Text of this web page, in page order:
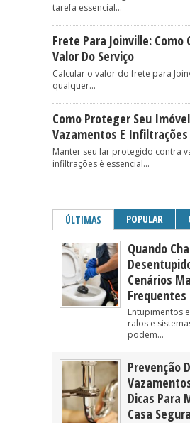
tarefa essencial...
Frete Para Joinville: Como
Valor Do Serviço
Calcular o valor do frete para
qualquer...
Como Proteger Seu
Vazamentos E Infiltrações
Manter seu lar protegido contra
infiltrações é essencial...
ÚLTIMAS POPULAR
Quando
Cenários
Frequentes
Entupimentos
ralos e
podem...
Prevenção
Dicas Para
Casa